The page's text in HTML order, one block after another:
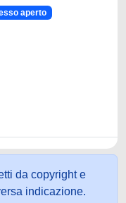
aperto
da copyright e
indicazione.